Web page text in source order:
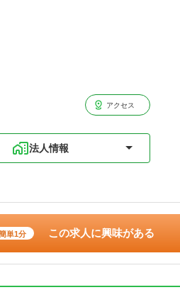
アクセス
法人情報
単1分 この求人に興味がある